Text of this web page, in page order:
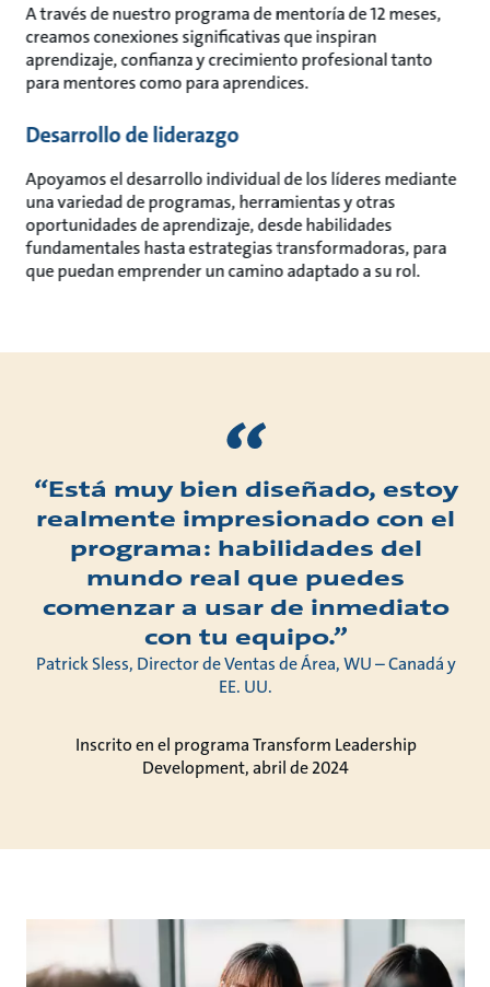
A través de nuestro programa de mentoría de 12 meses,
creamos conexiones significativas que inspiran
aprendizaje, confianza y crecimiento profesional tanto
para mentores como para aprendices.
Desarrollo de liderazgo
Apoyamos el desarrollo individual de los líderes mediante
una variedad de programas, herramientas y otras
oportunidades de aprendizaje, desde habilidades
fundamentales hasta estrategias transformadoras, para
que puedan emprender un camino adaptado a su rol.
“Está muy bien diseñado, estoy
realmente impresionado con el
programa: habilidades del
mundo real que puedes
comenzar a usar de inmediato
con tu equipo.”
Patrick Sless, Director de Ventas de Área, WU – Canadá y
EE. UU.
Inscrito en el programa Transform Leadership
Development, abril de 2024